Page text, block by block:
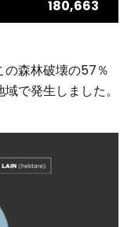
180,663
の森林破壊の57％
で発生しました。